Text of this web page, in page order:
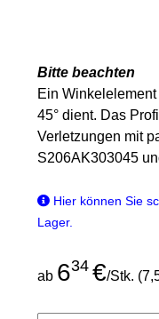
Bitte beachten
Ein
45° dient. Das
Verletzungen mit
S206AK303045
Hier können Sie
Lager.
ab 634 €/Stk.